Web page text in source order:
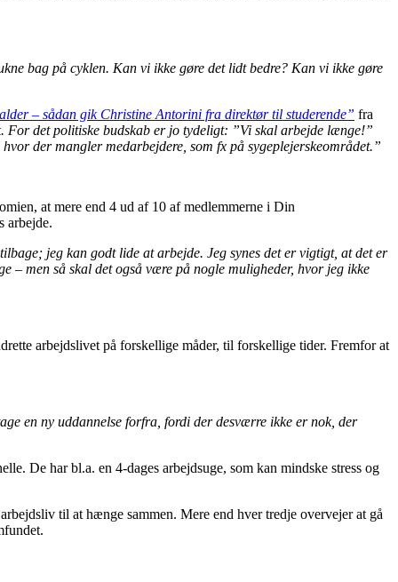
bag på cyklen. Kan vi ikke gøre det lidt bedre? Kan vi ikke gøre
– sådan gik Christine Antorini fra direktør til studerende” fra
For det politiske budskab er jo tydeligt: ”Vi skal arbejde længe!”
der mangler medarbejdere, som fx på sygeplejerskeområdet.”
at mere end 4 ud af 10 af medlemmerne i Din
arbejde.
jeg kan godt lide at arbejde. Jeg synes det er vigtigt, at det er
– men så skal det også være på nogle muligheder, hvor jeg ikke
arbejdslivet på forskellige måder, til forskellige tider. Fremfor at
en ny uddannelse forfra, fordi der desværre ikke er nok, der
De har bl.a. en 4-dages arbejdsuge, som kan mindske stress og
til at hænge sammen. Mere end hver tredje overvejer at gå